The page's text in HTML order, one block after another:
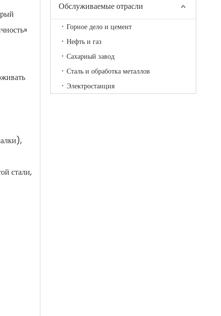
стали,
Обслуживаемые отрасли
Горное дело и цемент
Нефть и газ
Сахарный завод
Сталь и обработка металлов
Электростанция